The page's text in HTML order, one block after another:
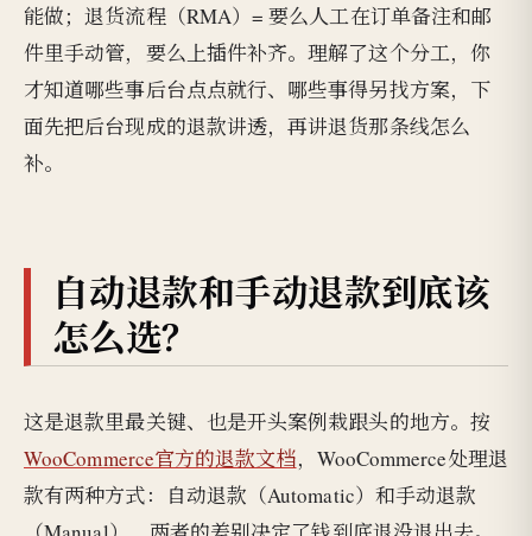
能做；退货流程（RMA）= 要么人工在订单备注和邮
件里手动管，要么上插件补齐。理解了这个分工，你
才知道哪些事后台点点就行、哪些事得另找方案，下
面先把后台现成的退款讲透，再讲退货那条线怎么
补。
自动退款和手动退款到底该
怎么选？
这是退款里最关键、也是开头案例栽跟头的地方。按
WooCommerce官方的退款文档，WooCommerce处理退
款有两种方式：自动退款（Automatic）和手动退款